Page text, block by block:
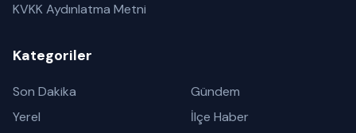
KVKK Aydınlatma Metni
Kategoriler
Son Dakika
Gündem
Yerel
İlçe Haber